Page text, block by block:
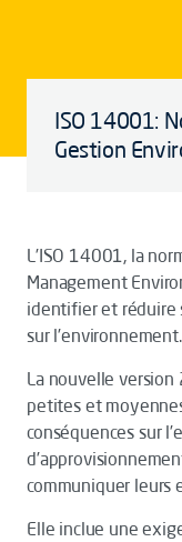
ISO 14001:
Gestion
L’ISO 14001, la
Management
identifier et
sur l’environnement.
La nouvelle
petites et
conséquences sur
communiquer leurs
Elle inclue une